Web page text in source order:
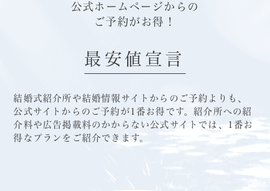
公式ホームページからの
ご予約がお得！
最安値宣言
結婚式紹介所や結婚情報サイトからのご予約よりも、
公式サイトからのご予約が1番お得です。紹介所への紹
介料や広告掲載料のかからない公式サイトでは、1番お
得なプランをご紹介できます。